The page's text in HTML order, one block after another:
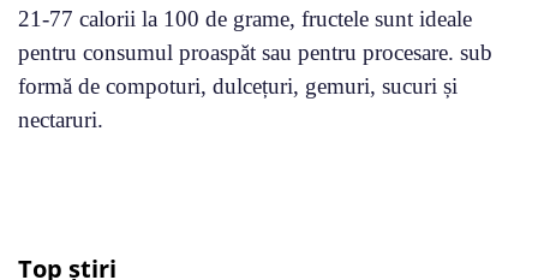
21-77 calorii la 100 de grame, fructele sunt ideale
pentru consumul proaspăt sau pentru procesare. sub
formă de compoturi, dulcețuri, gemuri, sucuri și
nectaruri.
Top știri